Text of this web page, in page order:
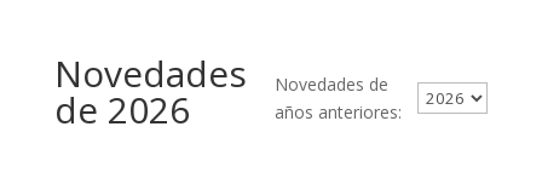
Novedades
de 2026
Novedades de
años anteriores: